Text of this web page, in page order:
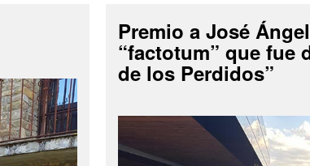
Premio a José
“factotum” que fue
de los Perdidos”